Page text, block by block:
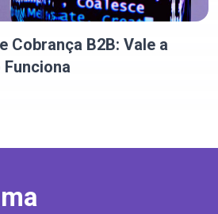
Cobrança B2B: Vale a
Funciona